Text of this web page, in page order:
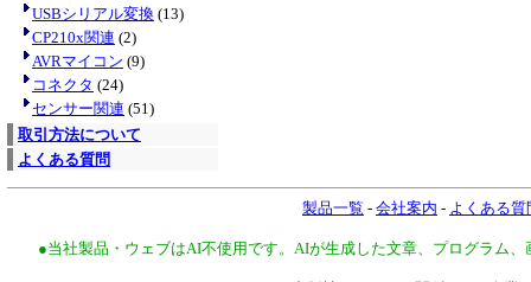
USBシリアル変換 (13)
CP210x関連 (2)
AVRマイコン (9)
コネクタ (24)
センサー関連 (51)
取引方法について
よくある質問
製品一覧 - 会社案内 - よくある質
●当社製品・ウェブはAI不使用です。AIが生成した文章、プログラム